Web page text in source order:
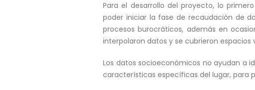
Para el desarrollo del proyecto, lo
poder iniciar la fase de recaudación de
procesos burocráticos, además en
interpolaron datos y se cubrieron espacios
Los datos socioeconómicos no ayudan a
características específicas del lugar, para